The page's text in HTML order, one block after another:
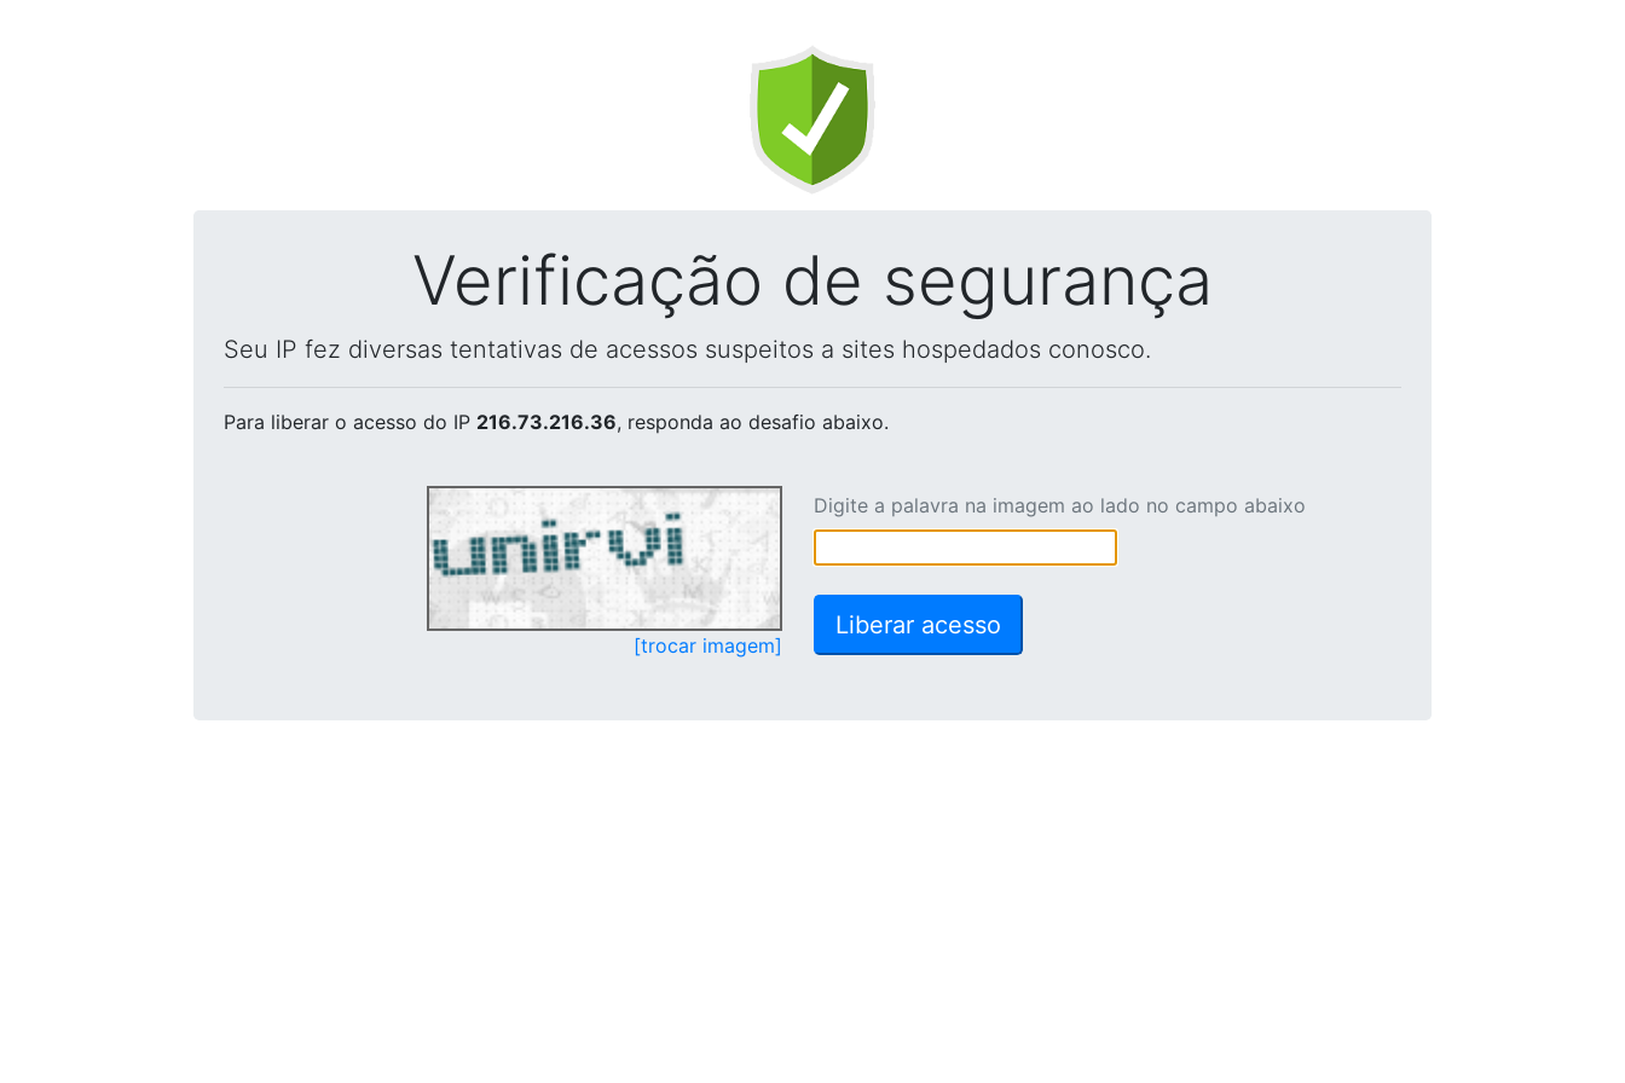
Verificação de segurança
Seu IP fez diversas tentativas de acessos suspeitos a sites hospedados conosco.
Para liberar o acesso do IP 216.73.216.36, responda ao desafio abaixo.
[trocar imagem]
Digite a palavra na imagem ao lado no campo abaixo